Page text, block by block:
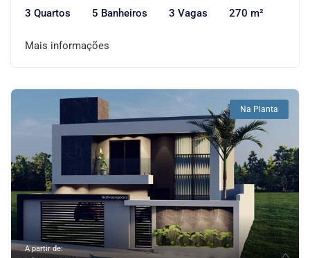
3 Quartos 5 Banheiros 3 Vagas 270 m²
Mais informações
Na Planta
A partir de: